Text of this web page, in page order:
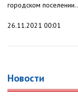
городском
26.11.2021 00:01
Новости